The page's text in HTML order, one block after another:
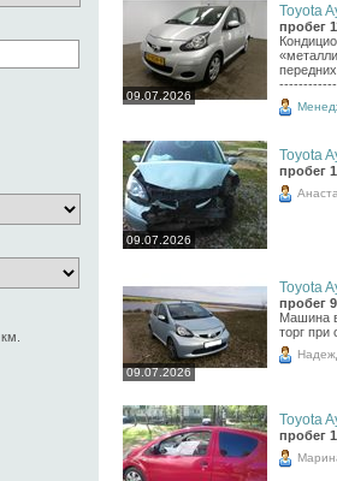
км.
09.07.2026
Toyota
пробег
09.07.2026
Toyota
пробег
09.07.2026
Toyota
пробег
Машина
торг при
Toyota
пробег